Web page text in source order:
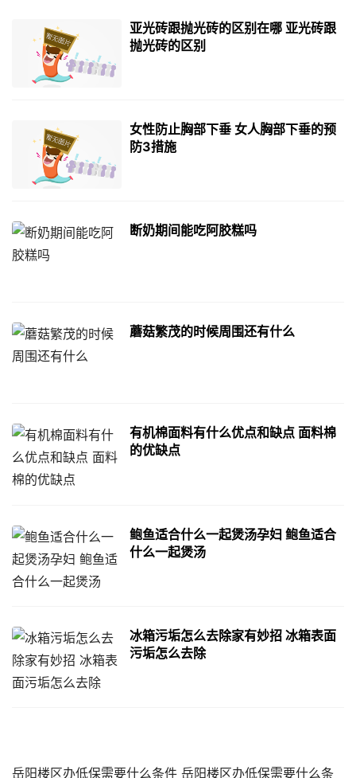
亚光砖跟抛光砖的区别在哪 亚光砖跟
抛光砖的区别
女性防止胸部下垂 女人胸部下垂的预
防3措施
断奶期间能吃阿胶糕吗
蘑菇繁茂的时候周围还有什么
有机棉面料有什么优点和缺点 面料棉
的优缺点
鲍鱼适合什么一起煲汤孕妇 鲍鱼适合
什么一起煲汤
冰箱污垢怎么去除家有妙招 冰箱表面
污垢怎么去除
岳阳楼区办低保需要什么条件 岳阳楼区办低保需要什么条